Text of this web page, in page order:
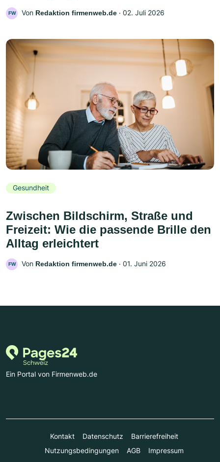
FW Von Redaktion firmenweb.de ‧ 02. Juli 2026
Gesundheit
Zwischen Bildschirm, Straße und
Freizeit: Wie die passende Brille den
Alltag erleichtert
FW Von Redaktion firmenweb.de ‧ 01. Juni 2026
Ein Portal von Firmenweb.de
Kontakt Datenschutz
Barrierefreiheit
Nutzungsbedingungen
AGB Impressum